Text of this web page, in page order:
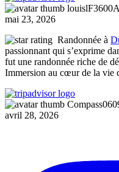
mai 23, 2026
Randonnée à
passionnant qui s’exprime
fut une randonnée riche de
Immersion au cœur de la vie
avril 28, 2026